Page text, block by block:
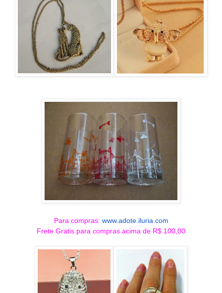
Para compras: www.adote.iluria.com
Frete Gratis para compras acima de R$ 100,00